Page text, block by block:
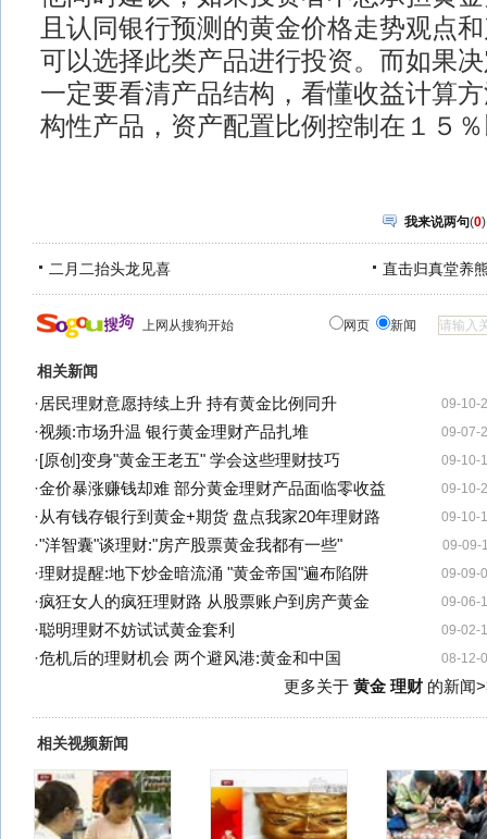
且认同银行预测的黄金价格走势观点
可以选择此类产品进行投资。而如果
一定要看清产品结构，看懂收益计算
构性产品，资产配置比例控制在１５
我来说两句(0)
二月二抬头龙见喜 直击归真堂养
上网从搜狗开始 网页 新闻
相关新闻
09-10-
·居民理财意愿持续上升 持有黄金比例同升
09-07-
·视频:市场升温 银行黄金理财产品扎堆
09-10-
·[原创]变身"黄金王老五" 学会这些理财技巧
09-10-
·金价暴涨赚钱却难 部分黄金理财产品面临零收益
09-10-
·从有钱存银行到黄金+期货 盘点我家20年理财路
09-09-
·"洋智囊"谈理财:"房产股票黄金我都有一些"
09-09-
·理财提醒:地下炒金暗流涌 "黄金帝国"遍布陷阱
09-06-
·疯狂女人的疯狂理财路 从股票账户到房产黄金
09-02-
·聪明理财不妨试试黄金套利
08-12-
·危机后的理财机会 两个避风港:黄金和中国
更多关于 黄金 理财的新闻
相关视频新闻